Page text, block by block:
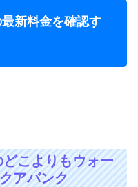
最新料金を確認す
こよりもウォー
アバンク